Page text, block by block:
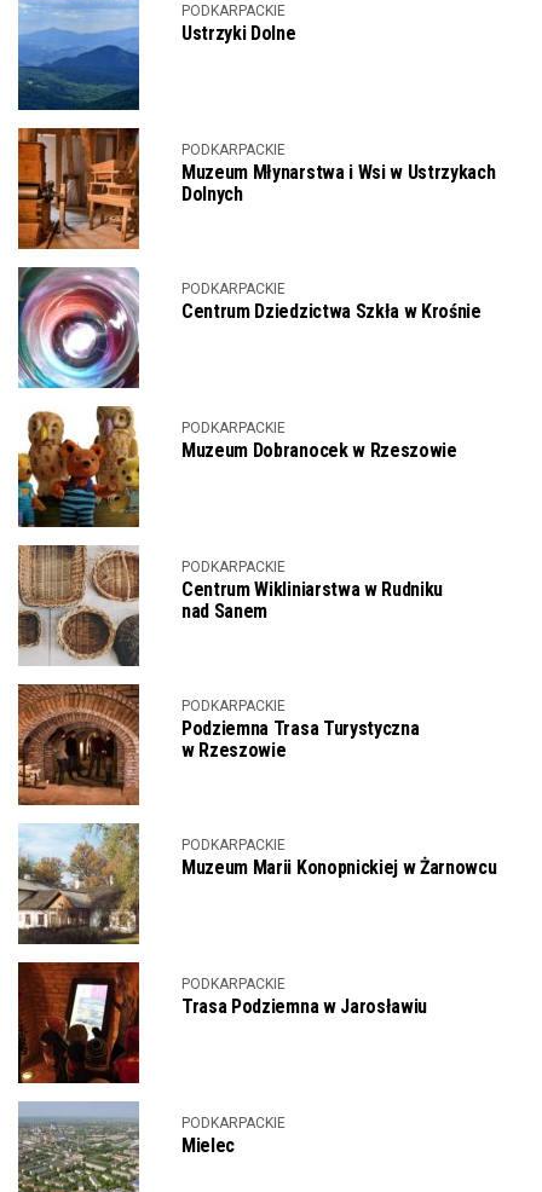
PODKARPACKIE
Ustrzyki Dolne
PODKARPACKIE
Muzeum Młynarstwa i Wsi w Ustrzykach
Dolnych
PODKARPACKIE
Centrum Dziedzictwa Szkła w Krośnie
PODKARPACKIE
Muzeum Dobranocek w Rzeszowie
PODKARPACKIE
Centrum Wikliniarstwa w Rudniku
nad Sanem
PODKARPACKIE
Podziemna Trasa Turystyczna
w Rzeszowie
PODKARPACKIE
Muzeum Marii Konopnickiej w Żarnowcu
PODKARPACKIE
Trasa Podziemna w Jarosławiu
PODKARPACKIE
Mielec